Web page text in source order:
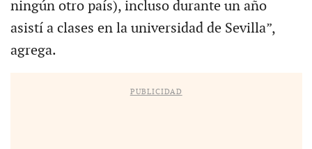
ningún otro país), incluso durante un año
asistí a clases en la universidad de Sevilla”,
agrega.
PUBLICIDAD